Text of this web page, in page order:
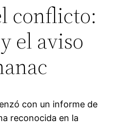
conflicto:
el aviso
con un informe de
reconocida en la